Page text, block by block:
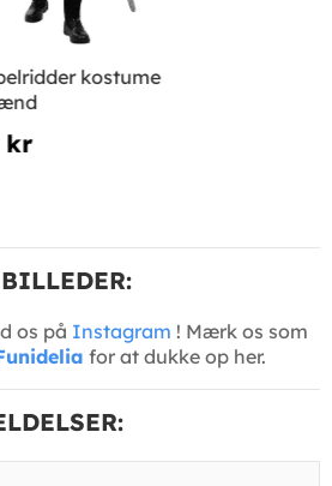
kostume
kr
os på Instagram ! Mærk os som
for at dukke op her.